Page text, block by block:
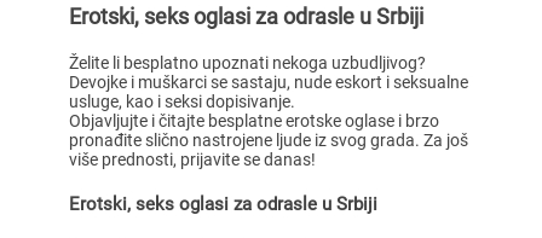
Erotski, seks oglasi za odrasle u Srbiji
Želite li besplatno upoznati nekoga uzbudljivog?
Devojke i muškarci se sastaju, nude eskort i seksualne
usluge, kao i seksi dopisivanje.
Objavljujte i čitajte besplatne erotske oglase i brzo
pronađite slično nastrojene ljude iz svog grada. Za još
više prednosti, prijavite se danas!
Erotski, seks oglasi za odrasle u Srbiji